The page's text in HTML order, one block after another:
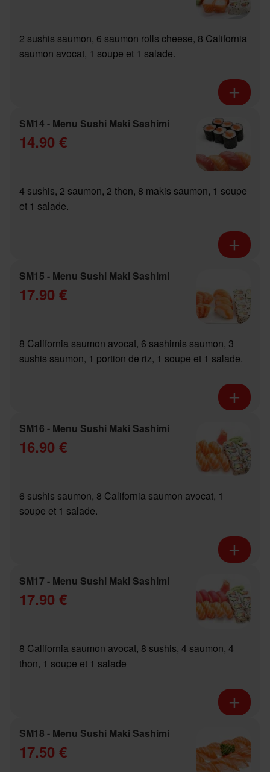
2 sushis saumon, 6 saumon rolls cheese, 8 California
saumon avocat, 1 soupe et 1 salade.
SM14 - Menu Sushi Maki Sashimi
14.90 €
4 sushis, 2 saumon, 2 thon, 8 makis saumon, 1 soupe
et 1 salade.
SM15 - Menu Sushi Maki Sashimi
17.90 €
8 California saumon avocat, 6 sashimis saumon, 3
sushis saumon, 1 portion de riz, 1 soupe et 1 salade.
SM16 - Menu Sushi Maki Sashimi
16.90 €
6 sushis saumon, 8 California saumon avocat, 1
soupe et 1 salade.
SM17 - Menu Sushi Maki Sashimi
17.90 €
8 California saumon avocat, 8 sushis, 4 saumon, 4
thon, 1 soupe et 1 salade
SM18 - Menu Sushi Maki Sashimi
17.50 €